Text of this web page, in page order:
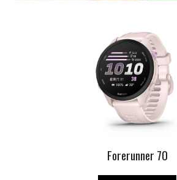
Forerunner 70